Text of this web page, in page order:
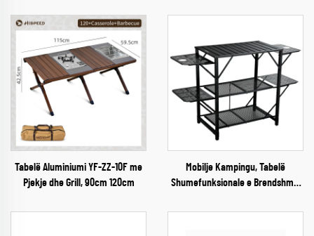
Tabelë Aluminiumi YF-ZZ-10F me
Pjekje dhe Grill, 90cm 120cm
Mobilje Kampingu, Tabelë
Shumefunksionale e Brendshme,
Prehi